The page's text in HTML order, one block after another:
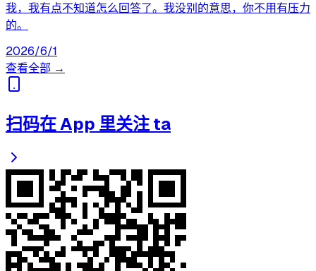
我，我有点不知道怎么回答了。我没别的意思，你不用有压力
的。
2026/6/1
查看全部 →
扫码在 App 里关注 ta